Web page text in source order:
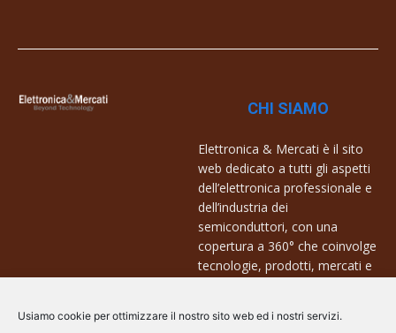
Usiamo cookie per ottimizzare il nostro sito web ed i nostri servizi.
CHI SIAMO
Elettronica & Mercati è il sito
web dedicato a tutti gli aspetti
dell’elettronica professionale e
dell’industria dei
semiconduttori, con una
copertura a 360° che coinvolge
tecnologie, prodotti, mercati e
Contatti: